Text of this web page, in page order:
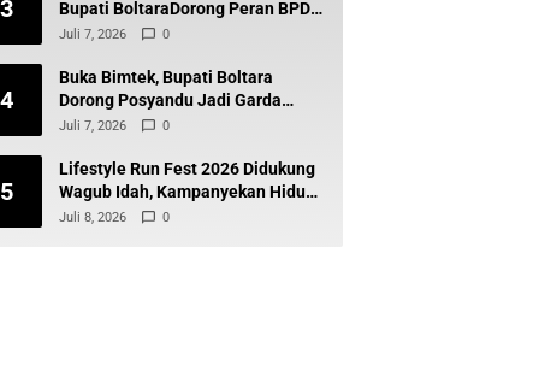
3
Bupati BoltaraDorong Peran BPD
Wujudkan Desa Maju dan
Juli 7, 2026 0
4
Buka Bimtek, Bupati Boltara
Dorong Posyandu Jadi Garda
Terdepan Layanan Kesehatan
Juli 7, 2026 0
5
Lifestyle Run Fest 2026 Didukung
Wagub Idah, Kampanyekan Hidup
Sehat dan Cegah Diabetes
Juli 8, 2026 0